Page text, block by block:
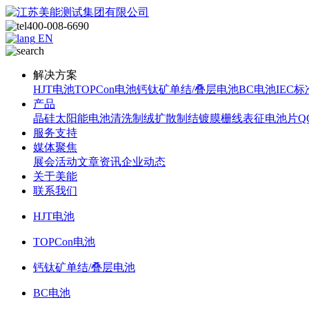
400-008-6690
EN
解决方案
HJT电池TOPCon电池钙钛矿单结/叠层电池BC电池IEC标
产品
晶硅太阳能电池清洗制绒扩散制结镀膜栅线表征电池片
服务支持
媒体聚焦
展会活动文章资讯企业动态
关于美能
联系我们
HJT电池
TOPCon电池
钙钛矿单结/叠层电池
BC电池